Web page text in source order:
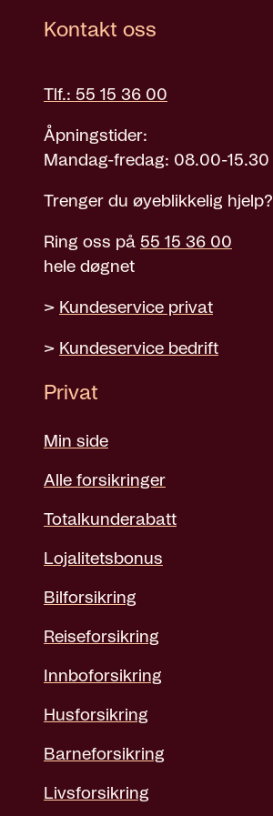
Kontakt oss
Tlf.: 55 15 36 00
Åpningstider:
Mandag-fredag: 08.00-15.30
Trenger du øyeblikkelig hjelp?
Ring oss på 55 15 36 00
hele døgnet
> Kundeservice privat
> Kundeservice bedrift
Privat
Min side
Alle forsikringer
Totalkunderabatt
Lojalitetsbonus
Bilforsikring
Reiseforsikring
Innboforsikring
Husforsikring
Barneforsikring
Livsforsikring